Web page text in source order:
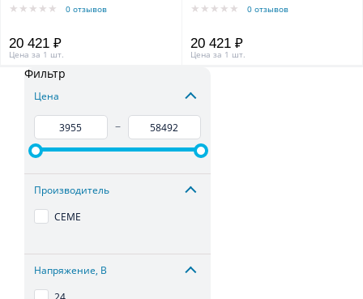
0 отзывов
20 421 ₽
Цена за 1 шт.
0 отзывов
20 421 ₽
Цена за 1 шт.
Фильтр
Цена
–
Производитель
CEME
Напряжение, В